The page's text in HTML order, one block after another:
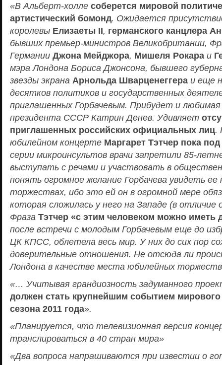
«В Альберт-холле соберется мировой
артистический бомонд. Ожидается
королевы Елизаеты II, германского канцлера
бывших премьер-министров Великобритании,
Германии Джона Мейджора, Мишеля Рокара и
мэра Лондона Бориса Джонсона, бывшего
звезды экрана Арнольда Шварценеггера и еще
десятков политиков и государственных
приглашенных Горбачевым. Прибудет и любимая
президента СССР Катрин Денев. Удивляет
приглашенных российских официальных лиц.
юбилейном концерте Маргарет Тэтчер пока
серии микроинсультов врачи запретили 85-
выступать с речами и участвовать в
понять огромное желание Горбачева увидеть
торжествах, ибо это ей он в огромной мере
которая сложилась у него на Западе (в отличие
Фраза Тэтчер «с этим человеком можно иметь
после встречи с молодым Горбачевым еще до
ЦК КПСС, облетела весь мир. У них до сих пор
доверительные отношения. Не отсюда ли
Лондона в качестве места юбилейных
«… Учитывая грандиозность задуманного
должен стать крупнейшим событием
сезона 2011 года».
«Планируется, что телевизионная версия
транслироваться в 40 стран мира»
«Два вопроса напрашиваются при известии о